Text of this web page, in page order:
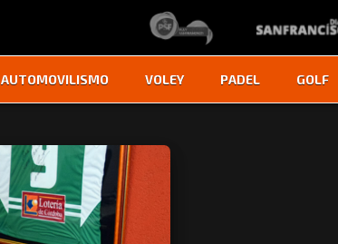
AUTOMOVILISMO VOLEY PADEL GOLF